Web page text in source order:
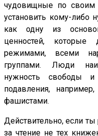
чудовищные по своим
установить кому-либо
как одну из
ценностей,
режимами, всеми
группами. Люди
нужность свободы
подавления,
фашистами.
Действительно, если
за чтение не тех